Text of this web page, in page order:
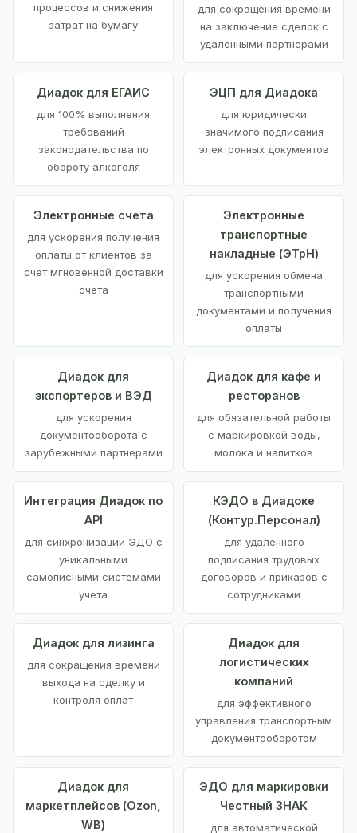
процессов и снижения
затрат на бумагу
для сокращения времени
на заключение сделок с
удаленными партнерами
Диадок для ЕГАИС
для 100% выполнения
требований
законодательства по
обороту алкоголя
ЭЦП для Диадока
для юридически
значимого подписания
электронных документов
Электронные счета
для ускорения получения
оплаты от клиентов за
счет мгновенной доставки
счета
Электронные
транспортные
накладные (ЭТрН)
для ускорения обмена
транспортными
документами и получения
оплаты
Диадок для
экспортеров и ВЭД
для ускорения
документооборота с
зарубежными партнерами
Диадок для кафе и
ресторанов
для обязательной работы
с маркировкой воды,
молока и напитков
Интеграция Диадок по
API
для синхронизации ЭДО с
уникальными
самописными системами
учета
КЭДО в Диадоке
(Контур.Персонал)
для удаленного
подписания трудовых
договоров и приказов с
сотрудниками
Диадок для лизинга
для сокращения времени
выхода на сделку и
контроля оплат
Диадок для
логистических
компаний
для эффективного
управления транспортным
документооборотом
Диадок для
маркетплейсов (Ozon,
WB)
ЭДО для маркировки
Честный ЗНАК
для автоматической